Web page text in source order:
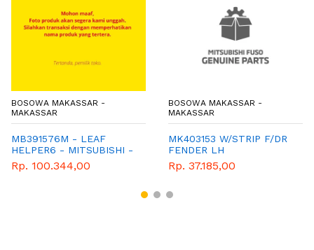
BOSOWA MAKASSAR -
MAKASSAR
MB391576M - LEAF
HELPER6 - MITSUBISHI -
GENUINE
Rp. 100.344,00
BOSOWA MAKASSAR -
MAKASSAR
MK403153 W/STRIP F/DR
FENDER LH
Rp. 37.185,00